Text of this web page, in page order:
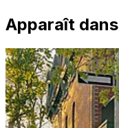
Apparaît dans